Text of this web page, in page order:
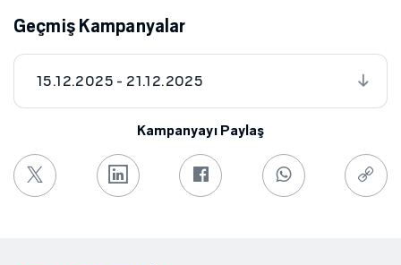
Geçmiş Kampanyalar
15.12.2025 - 21.12.2025
Kampanyayı Paylaş